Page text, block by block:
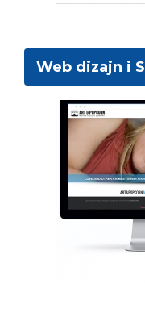
Web dizajn i